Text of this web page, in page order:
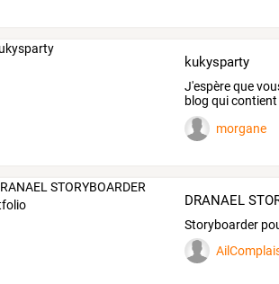
kukysparty
J'espèreque
blog quicontient
cadre
morgane
DRANAEL
Storyboarder